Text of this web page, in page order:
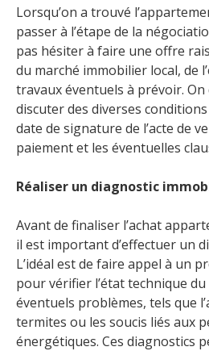
Lorsqu’on a trouvé
passer à l’étape de la
pas hésiter à faire une offre
du marché immobilier local, de
travaux éventuels à prévoir.
discuter des diverses
date de signature de l’acte de
paiement et les éventuelles
Réaliser un diagnostic
Avant de finaliser l’achat
il est important d’effectuer un
L’idéal est de faire appel à un
pour vérifier l’état technique
éventuels problèmes, tels que
termites ou les soucis liés aux
énergétiques. Ces diagnostics